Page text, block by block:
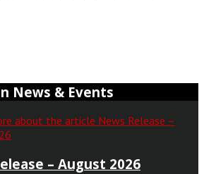
News & Events
– August 2026